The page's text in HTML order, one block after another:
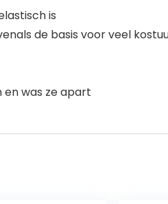
is
de basis voor veel
en was ze apart